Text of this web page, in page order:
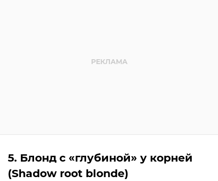
5. Блонд с «глубиной» у корней
(Shadow root blonde)